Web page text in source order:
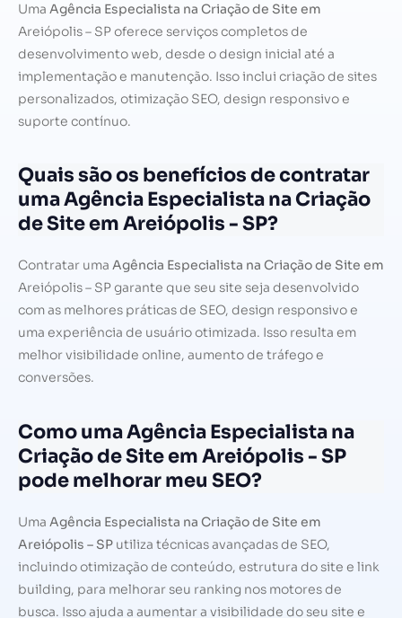
Uma Agência Especialista na Criação de Site em
Areiópolis – SP oferece serviços completos de
desenvolvimento web, desde o design inicial até a
implementação e manutenção. Isso inclui criação de sites
personalizados, otimização SEO, design responsivo e
suporte contínuo.
Quais são os benefícios de contratar
uma Agência Especialista na Criação
de Site em Areiópolis - SP?
Contratar uma Agência Especialista na Criação de Site em
Areiópolis – SP garante que seu site seja desenvolvido
com as melhores práticas de SEO, design responsivo e
uma experiência de usuário otimizada. Isso resulta em
melhor visibilidade online, aumento de tráfego e
conversões.
Como uma Agência Especialista na
Criação de Site em Areiópolis - SP
pode melhorar meu SEO?
Uma Agência Especialista na Criação de Site em
Areiópolis – SP utiliza técnicas avançadas de SEO,
incluindo otimização de conteúdo, estrutura do site e link
building, para melhorar seu ranking nos motores de
busca. Isso ajuda a aumentar a visibilidade do seu site e